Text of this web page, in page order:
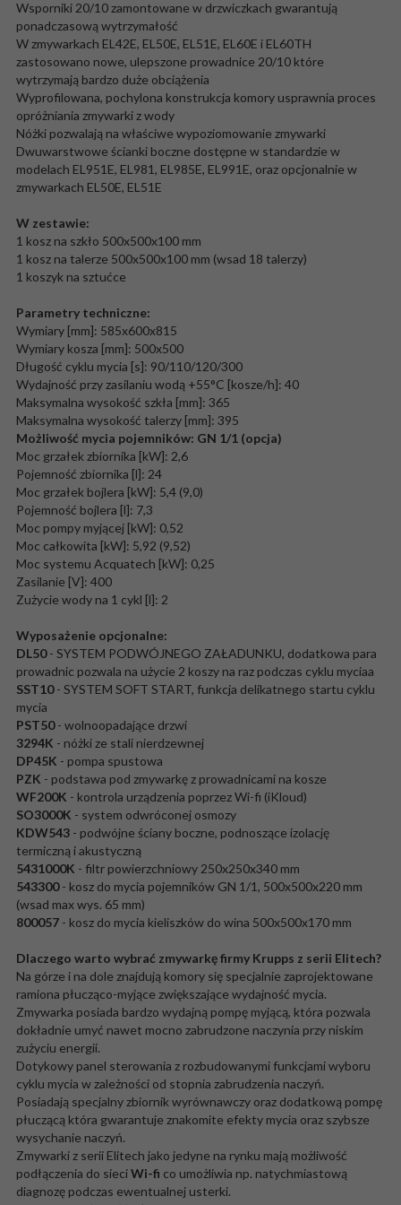
Wsporniki 20/10 zamontowane w drzwiczkach gwarantują
ponadczasową wytrzymałość
W zmywarkach EL42E, EL50E, EL51E, EL60E i EL60TH
zastosowano nowe, ulepszone prowadnice 20/10 które
wytrzymają bardzo duże obciążenia
Wyprofilowana, pochylona konstrukcja komory usprawnia proces
opróżniania zmywarki z wody
Nóżki pozwalają na właściwe wypoziomowanie zmywarki
Dwuwarstwowe ścianki boczne dostępne w standardzie w
modelach EL951E, EL981, EL985E, EL991E, oraz opcjonalnie w
zmywarkach EL50E, EL51E
W zestawie:
1 kosz na szkło 500x500x100 mm
1 kosz na talerze 500x500x100 mm (wsad 18 talerzy)
1 koszyk na sztućce
Parametry techniczne:
Wymiary [mm]: 585x600x815
Wymiary kosza [mm]: 500x500
Długość cyklu mycia [s]: 90/110/120/300
Wydajność przy zasilaniu wodą +55°C [kosze/h]: 40
Maksymalna wysokość szkła [mm]: 365
Maksymalna wysokość talerzy [mm]: 395
Możliwość mycia pojemników: GN 1/1 (opcja)
Moc grzałek zbiornika [kW]: 2,6
Pojemność zbiornika [l]: 24
Moc grzałek bojlera [kW]: 5,4 (9,0)
Pojemność bojlera [l]: 7,3
Moc pompy myjącej [kW]: 0,52
Moc całkowita [kW]: 5,92 (9,52)
Moc systemu Acquatech [kW]: 0,25
Zasilanie [V]: 400
Zużycie wody na 1 cykl [l]: 2
Wyposażenie opcjonalne:
DL50- SYSTEM PODWÓJNEGO ZAŁADUNKU, dodatkowa para
prowadnic pozwala na użycie 2 koszy na raz podczas cyklu myciaa
SST10- SYSTEM SOFT START, funkcja delikatnego startu cyklu
mycia
PST50- wolnoopadające drzwi
3294K - nóżki ze stali nierdzewnej
DP45K - pompa spustowa
PZK - podstawa pod zmywarkę z prowadnicami na kosze
WF200K - kontrola urządzenia poprzez Wi-fi (iKloud)
SO3000K - system odwróconej osmozy
KDW543 - podwójne ściany boczne, podnoszące izolację
termiczną i akustyczną
5431000K - filtr powierzchniowy 250x250x340 mm
543300- kosz do mycia pojemników GN 1/1, 500x500x220 mm
(wsad max wys. 65 mm)
800057 - kosz do mycia kieliszków do wina 500x500x170 mm
Dlaczego warto wybrać zmywarkę firmy Krupps z serii Elitech?
Na górze i na dole znajdują komory się specjalnie zaprojektowane
ramiona płucząco-myjące zwiększające wydajność mycia.
Zmywarka posiada bardzo wydajną pompę myjącą, która pozwala
dokładnie umyć nawet mocno zabrudzone naczynia przy niskim
zużyciu energii.
Dotykowy panel sterowania z rozbudowanymi funkcjami wyboru
cyklu mycia w zależności od stopnia zabrudzenia naczyń.
Posiadają specjalny zbiornik wyrównawczy oraz dodatkową pompę
płuczącą która gwarantuje znakomite efekty mycia oraz szybsze
wysychanie naczyń.
Zmywarki z serii Elitech jako jedyne na rynku mają możliwość
podłączenia do sieciWi-fi co umożliwia np. natychmiastową
diagnozę podczas ewentualnej usterki.